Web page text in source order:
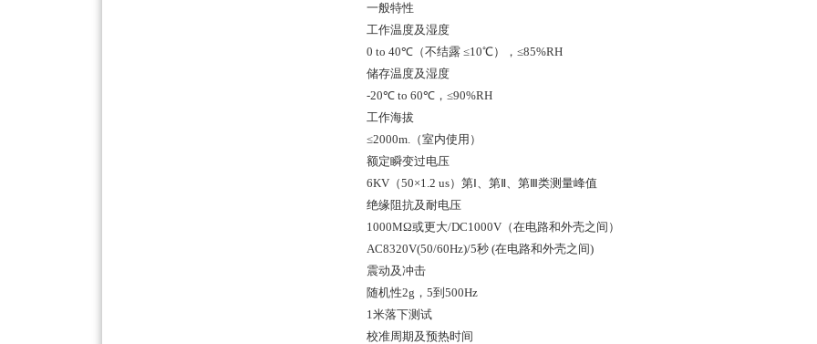
一般特性
工作温度及湿度
0 to 40℃（不结露 ≤10℃），≤85%RH
储存温度及湿度
-20℃ to 60℃，≤90%RH
工作海拔
≤2000m.（室内使用）
额定瞬变过电压
6KV（50×1.2 us）第Ⅰ、第Ⅱ、第Ⅲ类测量峰值
绝缘阻抗及耐电压
1000MΩ或更大/DC1000V（在电路和外壳之间）
AC8320V(50/60Hz)/5秒 (在电路和外壳之间)
震动及冲击
随机性2g，5到500Hz
1米落下测试
校准周期及预热时间